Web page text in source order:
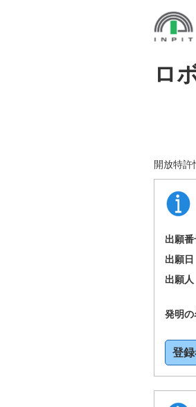
ロ
開放特許
出願番
出願日
出願人
発明の
登